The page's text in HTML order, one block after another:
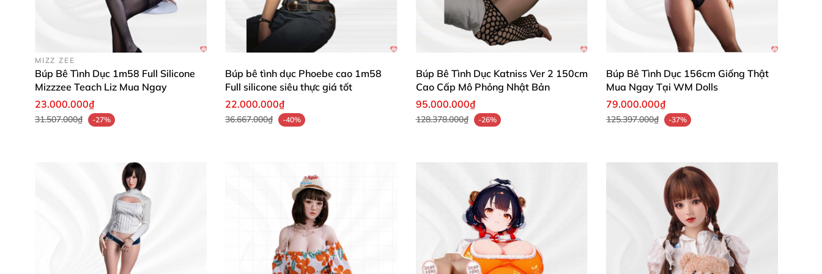
Búp bê SE Doll 161cm Yuuki.D Nhật Bản Cao cấp Siêu Thật
Búp bê SE Doll 161cm Yuuki.D Nhật Bản Cao cấp Siêu Thật
Đừng bỏ lỡ cơ hội sở hữu ngay siêu phẩm búp bê tình dục Nhật Bản SE Doll 161cm Yuuki.D với thiết kế sống động và chất lượng thượng hạng từ
chúng tôi. Hãy trải nghiệm sự khác biệt đẳng cấp, nâng tầm cuộc sống riêng tư của bạn ngay hôm nay! ✨🔥
https://shopthanghoa.com/bup-be-tinh-duc-nhat-ban-se-doll-161cm-yuuki-d-stella/
MIZZ ZEE
Búp Bê Tình Dục 1m58 Full Silicone
Mizzzee Teach Liz Mua Ngay
23.000.000₫
31.507.000₫ -27%
Búp bê tình dục Phoebe cao 1m58
Full silicone siêu thực giá tốt
22.000.000₫
36.667.000₫ -40%
Búp Bê Tình Dục Katniss Ver 2 150cm
Cao Cấp Mô Phỏng Nhật Bản
95.000.000₫
128.378.000₫ -26%
Búp Bê Tình Dục 156cm Giống Thật
Mua Ngay Tại WM Dolls
79.000.000₫
125.397.000₫ -37%